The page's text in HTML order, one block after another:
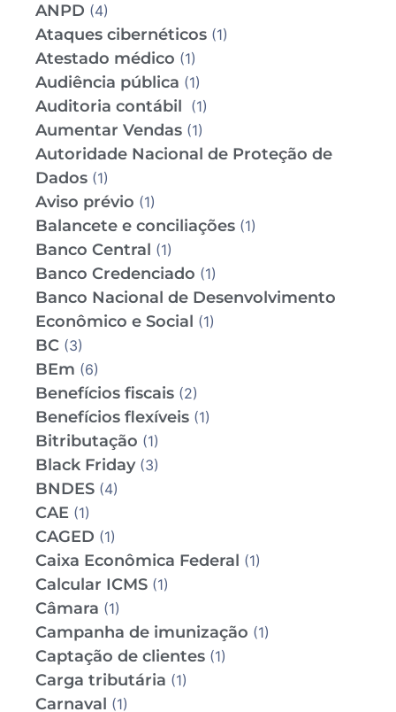
ANPD (4)
Ataques cibernéticos (1)
Atestado médico (1)
Audiência pública (1)
Auditoria contábil (1)
Aumentar Vendas (1)
Autoridade Nacional de Proteção de
Dados (1)
Aviso prévio (1)
Balancete e conciliações (1)
Banco Central (1)
Banco Credenciado (1)
Banco Nacional de Desenvolvimento
Econômico e Social (1)
BC (3)
BEm (6)
Benefícios fiscais (2)
Benefícios flexíveis (1)
Bitributação (1)
Black Friday(3)
BNDES (4)
CAE (1)
CAGED (1)
Caixa Econômica Federal (1)
Calcular ICMS (1)
Câmara (1)
Campanha de imunização (1)
Captação de clientes (1)
Carga tributária (1)
Carnaval (1)